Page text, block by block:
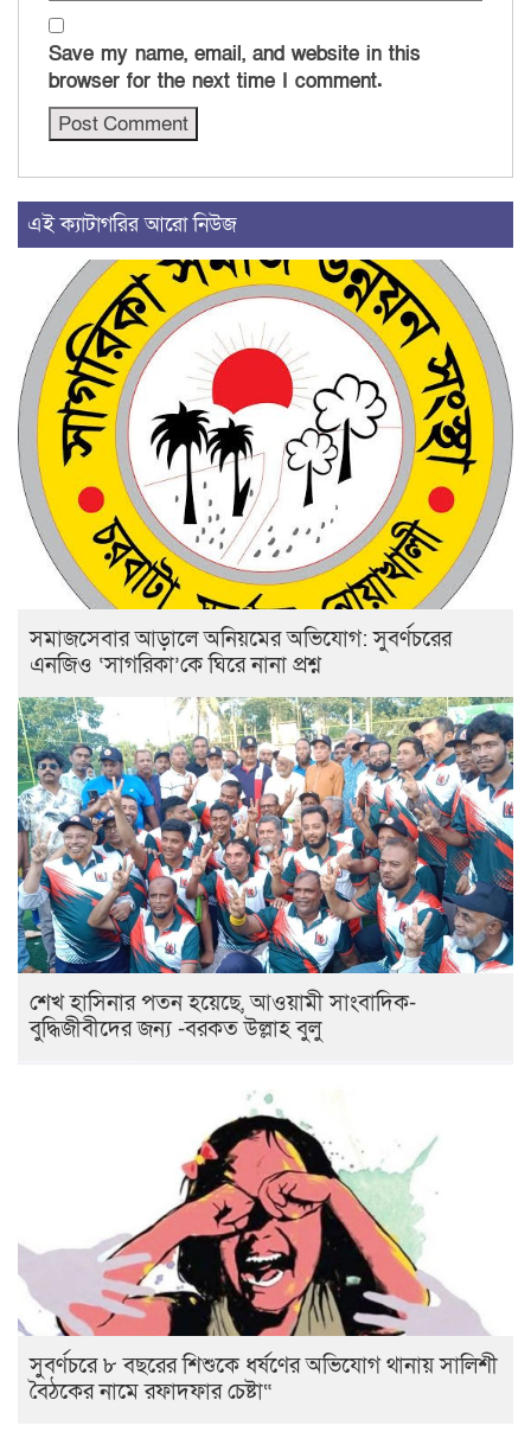
Save my name, email, and website in this
browser for the next time I comment.
এই ক্যাটাগরির আরো নিউজ
সমাজসেবার আড়ালে অনিয়মের অভিযোগ: সুবর্ণচরের
এনজিও ‘সাগরিকা’কে ঘিরে নানা প্রশ্ন
শেখ হাসিনার পতন হয়েছে, আওয়ামী সাংবাদিক-
বুদ্ধিজীবীদের জন্য -বরকত উল্লাহ বুলু
সুবর্ণচরে ৮ বছরের শিশুকে ধর্ষণের অভিযোগ থানায় সালিশী
বৈঠকের নামে রফাদফার চেষ্টা“